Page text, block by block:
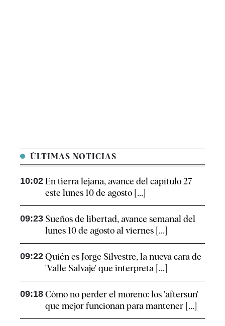
ÚLTIMAS NOTICIAS
10:02 En tierra lejana, avance del capítulo 27
este lunes 10 de agosto [...]
09:23 Sueños de libertad, avance semanal del
lunes 10 de agosto al viernes [...]
09:22 Quién es Jorge Silvestre, la nueva cara de
'Valle Salvaje' que interpreta [...]
09:18 Cómo no perder el moreno: los 'aftersun'
que mejor funcionan para mantener [...]